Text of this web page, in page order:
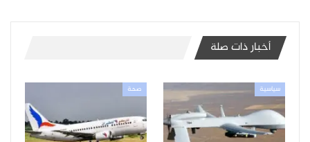
أخبار ذات صلة
سياسية صحة